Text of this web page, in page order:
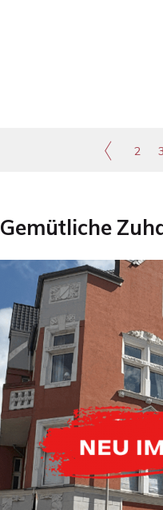
2 3
Gemütliche